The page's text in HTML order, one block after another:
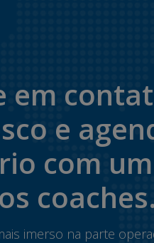
em
e
com
coaches.
imerso na parte